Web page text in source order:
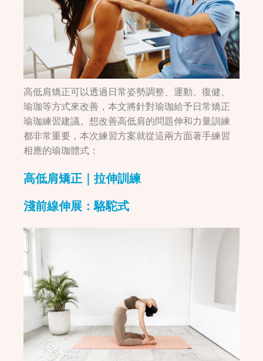
高低肩矯正可以透過日常姿勢調整、運動、復健、
瑜珈等方式來改善，本文將針對瑜珈給予日常矯正
瑜珈練習建議。想改善高低肩的問題伸和力量訓練
都非常重要，本次練習方案就從這兩方面著手練習
相應的瑜珈體式：
高低肩矯正｜拉伸訓練
淺前線伸展：駱駝式